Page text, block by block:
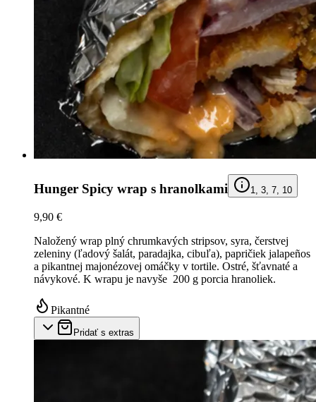
Hunger Spicy wrap s hranolkami 1, 3, 7, 10
9,90 €
Naložený wrap plný chrumkavých stripsov, syra, čerstvej
zeleniny (ľadový šalát, paradajka, cibuľa), papričiek jalapeños
a pikantnej majonézovej omáčky v tortile. Ostré, šťavnaté a
návykové. K wrapu je navyše 200 g porcia hranoliek.
Pikantné
Pridať s extras